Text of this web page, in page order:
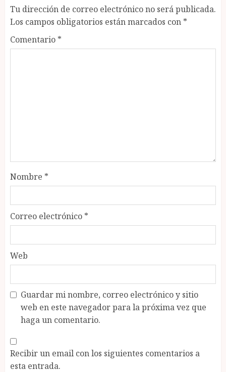
Tu dirección de correo electrónico no será publicada.
Los campos obligatorios están marcados con *
Comentario *
Nombre *
Correo electrónico *
Web
Guardar mi nombre, correo electrónico y sitio
web en este navegador para la próxima vez que
haga un comentario.
Recibir un email con los siguientes comentarios a
esta entrada.